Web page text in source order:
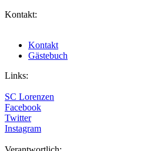
Kontakt:
Kontakt
Gästebuch
Links:
SC Lorenzen
Facebook
Twitter
Instagram